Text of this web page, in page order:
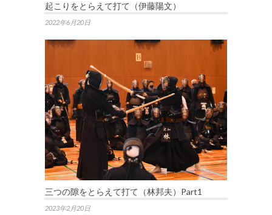
起こりをとらえて打て（伊藤陽文）
2022年6月20日
三つの隙をとらえて打て（林邦夫）Part1
2023年2月20日